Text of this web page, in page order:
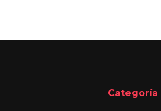
Categoría